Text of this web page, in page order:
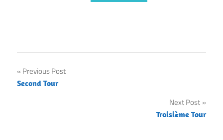
Post
navigation
Previous Post
Second Tour
Next Post
Troisième Tour